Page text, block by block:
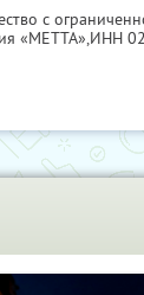
с
«МЕТТА»,ИНН